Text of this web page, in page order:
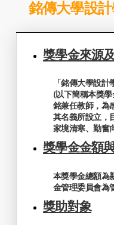
銘傳大學設
獎學金來源
「銘傳大學設
(以下簡稱本獎
銘兼任教師，為
其名義所設立，
家境清寒、勤奮
獎學金金額
本獎學金總額為
金管理委員會為
獎助對象